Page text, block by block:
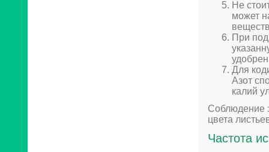
Не
может
При
Для
Азот
калий
Соблюдение
цвета
Частота